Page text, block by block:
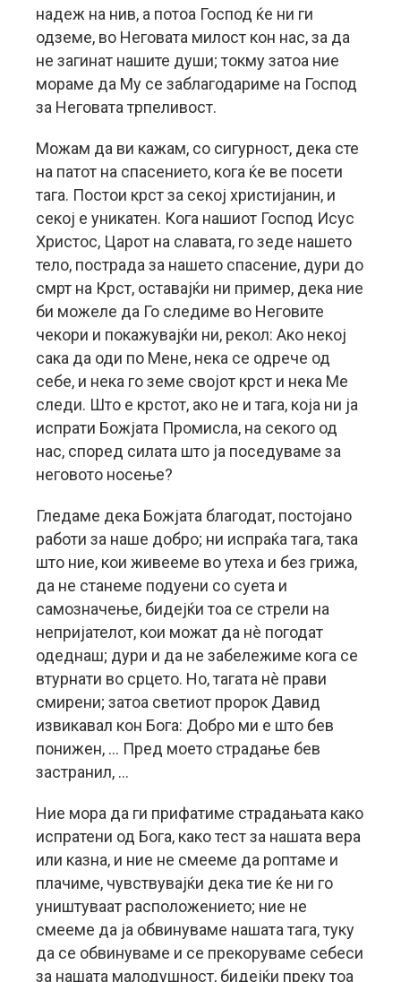
надеж на нив, а потоа Господ ќе ни ги
одземе, во Неговата милост кон нас, за да
не загинат нашите души; токму затоа ние
мораме да Му се заблагодариме на Господ
за Неговата трпеливост.
Можам да ви кажам, со сигурност, дека сте
на патот на спасението, кога ќе ве посети
тага. Постои крст за секој христијанин, и
секој е уникатен. Кога нашиот Господ Исус
Христос, Царот на славата, го зеде нашето
тело, пострада за нашето спасение, дури до
смрт на Крст, оставајќи ни пример, дека ние
би можеле да Го следиме во Неговите
чекори и покажувајќи ни, рекол: Ако некој
сака да оди по Мене, нека се одрече од
себе, и нека го земе својот крст и нека Ме
следи. Што е крстот, ако не и тага, која ни ја
испрати Божјата Промисла, на секого од
нас, според силата што ја поседуваме за
неговото носење?
Гледаме дека Божјата благодат, постојано
работи за наше добро; ни испраќа тага, така
што ние, кои живееме во утеха и без грижа,
да не станеме подуени со суета и
самозначење, бидејќи тоа се стрели на
непријателот, кои можат да нè погодат
одеднаш; дури и да не забележиме кога се
втурнати во срцето. Но, тагата нè прави
смирени; затоа светиот пророк Давид
извикавал кон Бога: Добро ми е што бев
понижен, … Пред моето страдање бев
застранил, …
Ние мора да ги прифатиме страдањата како
испратени од Бога, како тест за нашата вера
или казна, и ние не смееме да роптаме и
плачиме, чувствувајќи дека тие ќе ни го
уништуваат расположението; ние не
смееме да ја обвинуваме нашата тага, туку
да се обвинуваме и се прекоруваме себеси
за нашата малодушност, бидејќи преку тоа